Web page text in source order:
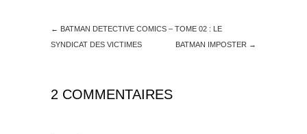
← BATMAN DETECTIVE COMICS – TOME 02 : LE
SYNDICAT DES VICTIMES
BATMAN IMPOSTER →
2 COMMENTAIRES